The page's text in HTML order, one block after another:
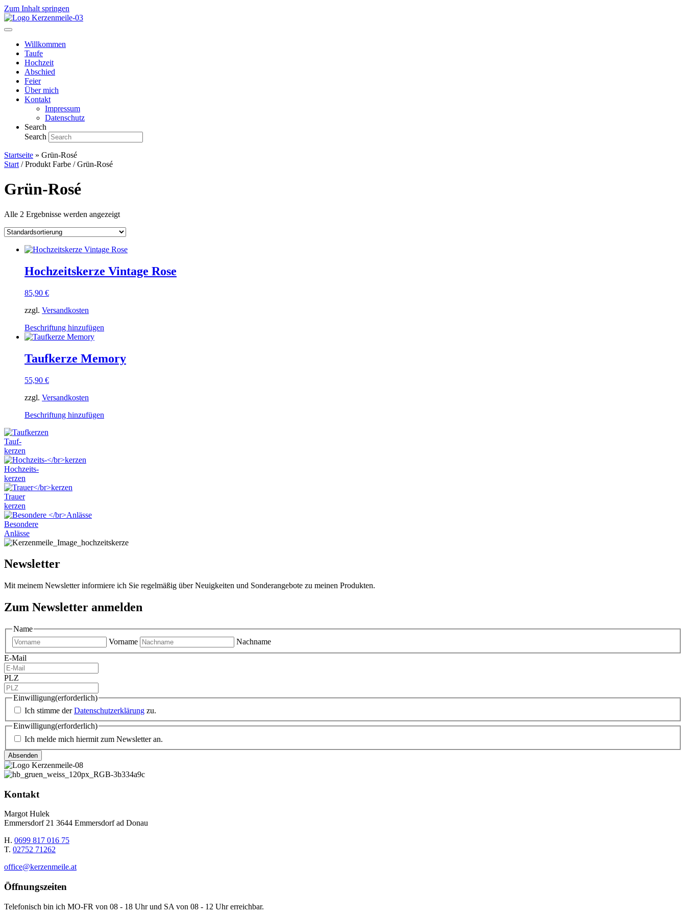
Zum Inhalt springen
Willkommen
Taufe
Hochzeit
Abschied
Feier
Über mich
Kontakt
Impressum
Datenschutz
Search
Search
Startseite » Grün-Rosé
Start / Produkt Farbe / Grün-Rosé
Grün-Rosé
Alle 2 Ergebnisse werden angezeigt
Hochzeitskerze Vintage Rose
85,90 €
zzgl. Versandkosten
Beschriftung hinzufügen
Varianten
der
Taufkerze Memory
55,90 €
zzgl. Versandkosten
Beschriftung hinzufügen
Tauf-
kerzen
Hochzeits-
kerzen
Trauer
kerzen
Besondere
Anlässe
Newsletter
Mit meinem Newsletter informiere ich Sie regelmäßig über Neuigkeiten und Sonderangebote zu meinen Produkten.
Zum Newsletter anmelden
Name
Vorname
Nachname
E-Mail
PLZ
Einwilligung(erforderlich)
Ich stimme derDatenschutzerklärung zu.
Einwilligung(erforderlich)
Ich melde mich hiermit zum Newsletter an.
Kontakt
Margot Hulek
Emmersdorf 21 3644 Emmersdorf ad Donau
H. 0699 817 016 75
T. 02752 71262
office@kerzenmeile.at
Öffnungszeiten
Telefonisch bin ich MO-FR von 08 - 18 Uhr und SA von 08 - 12 Uhr erreichbar.